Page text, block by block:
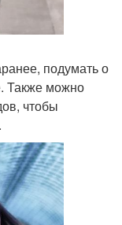
подумать о
Также можно
чтобы